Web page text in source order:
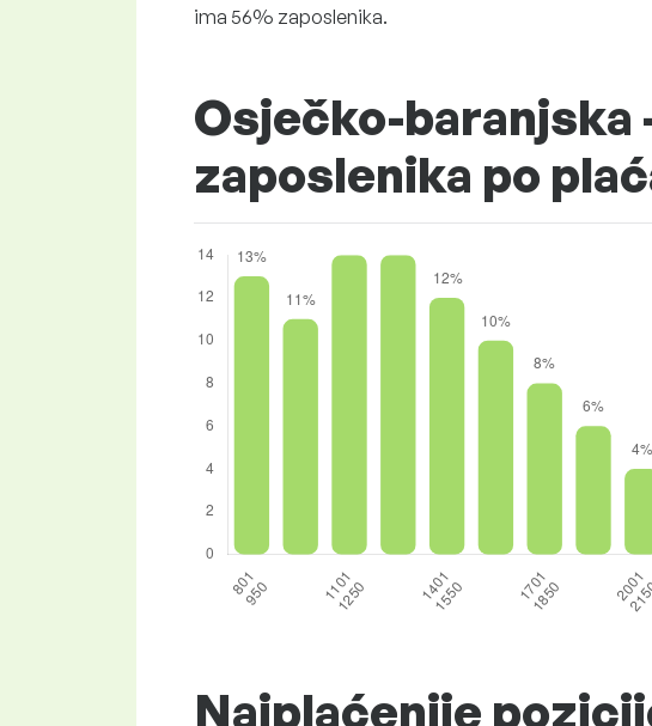
ima 56% zaposlenika.
Osječko-baranjska
zaposlenika po
Najplaćenije